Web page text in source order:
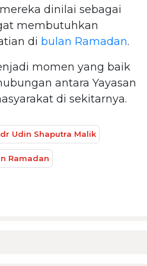
dinilai sebagai
membutuhkan
di bulan Ramadan.
momen yang baik
antara Yayasan
di sekitarnya.
Udin Shaputra Malik
Ramadan